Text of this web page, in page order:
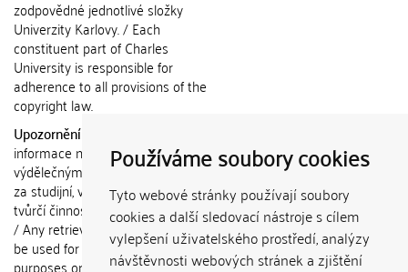
Používáme soubory cookies
Tyto webové stránky používají soubory
cookies a další sledovací nástroje s cílem
vylepšení uživatelského prostředí, analýzy
návštěvnosti webových stránek a zjištění
zodpovědné jednotlivé složky
Univerzity Karlovy. / Each
constituent part of Charles
University is responsible for
adherence to all provisions of the
copyright law.
Upozornění / Notice:
informace nemohou být použity k
výdělečným účelům nebo vydávány
za studijní, vědeckou nebo jinou
tvůrčí činnost jiné osoby než autora.
/ Any retrieved information shall not
be used for any commercial
purposes or claimed as results of